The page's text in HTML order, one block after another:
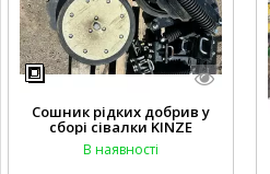
Сошник рідких добрив у
сборі сівалки KINZE
В наявності